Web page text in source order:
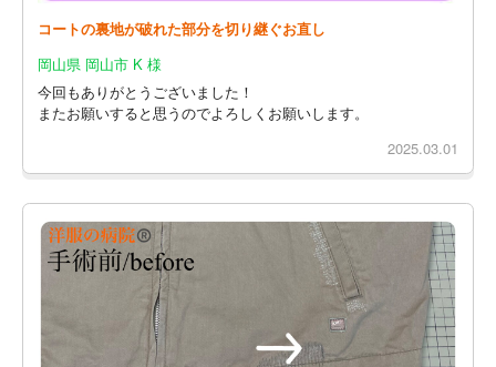
コートの裏地が破れた部分を切り継ぐお直し
岡山県 岡山市 K 様
今回もありがとうございました！
またお願いすると思うのでよろしくお願いします。
2025.03.01